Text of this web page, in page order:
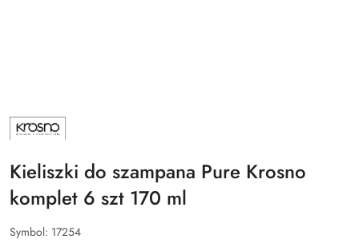
NAZWA
PRODUCENTA:
KROSNO
Kieliszki do szampana Pure Krosno
komplet 6 szt 170 ml
Symbol: 17254